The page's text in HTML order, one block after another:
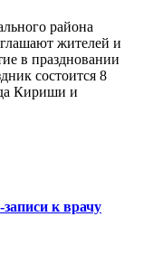
района
жителей и
в праздновании
состоится 8
Кириши и
к врачу